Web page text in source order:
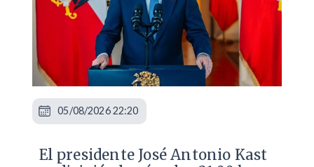
El presidente José Antonio Kast
05/08/2026 22:20